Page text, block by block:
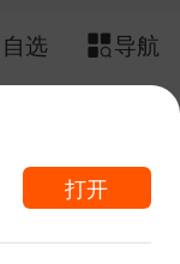
自选
导航
下载APP
打开